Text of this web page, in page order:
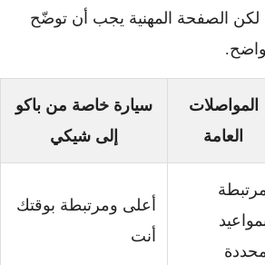
الصفحة المهنية يجب أن توضّح
المواصلات
العامة
سيارة خاصة من باكو
إلى شيكي
أعلى ومرتبطة بوقتك
أنت